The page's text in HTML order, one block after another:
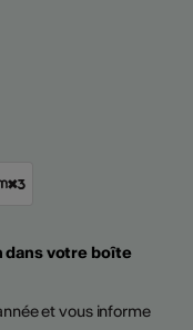
dans votre boîte
et vous informe